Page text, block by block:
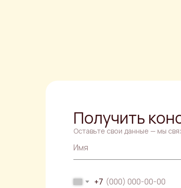
Получить
Оставьте свои данные — мы
Имя
+7